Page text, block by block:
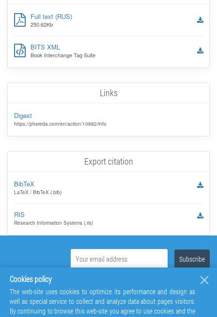
Full text (RUS)
250.62Kb
BITS XML
Book Interchange Tag Suite
Links
Digest
https://phsreda.com/en/action/10882/info
Export citation
BibTeX
LaTeX / BibTeX (.bib)
RIS
Research Information Systems (.ris)
Cookies policy
The web-site uses cookies to optimize its performance and design as
well as special service to collect and analyze data about pages visitors.
By continuing to browse this web-site you agree to use cookies and the